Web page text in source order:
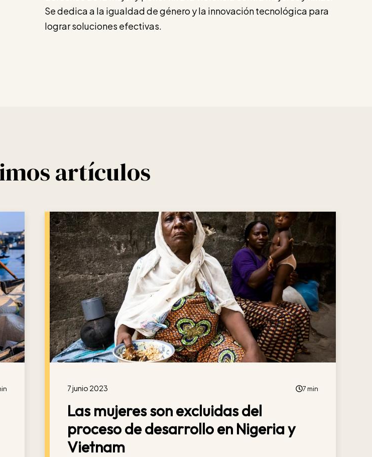
Se dedica a la igualdad de género y la innovación tecnológica para
lograr soluciones efectivas.
artículos
7 junio 2023 7 min
Las mujeres son excluidas del
proceso de desarrollo en Nigeria y
Vietnam